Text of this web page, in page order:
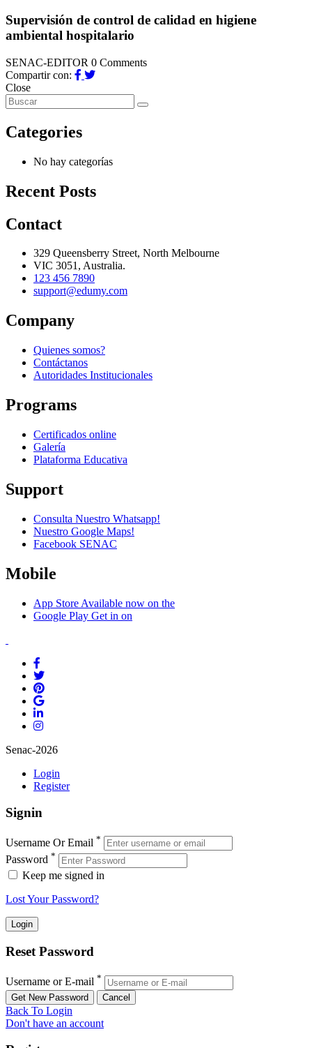
Supervisión de control de calidad en higiene
ambiental hospitalario
SENAC-EDITOR 0 Comments
Compartir con:
Close
Categories
No hay categorías
Recent Posts
Contact
329 Queensberry Street, North Melbourne
VIC 3051, Australia.
123 456 7890
support@edumy.com
Company
Quienes somos?
Contáctanos
Autoridades Institucionales
Programs
Certificados online
Galería
Plataforma Educativa
Support
Consulta Nuestro Whatsapp!
Nuestro Google Maps!
Facebook SENAC
Mobile
App Store Available now on the
Google Play Get in on
Senac-2026
Login
Register
Signin
Username Or Email *
Password *
Keep me signed in
Lost Your Password?
Reset Password
Username or E-mail *
Back To Login
Don't have an account